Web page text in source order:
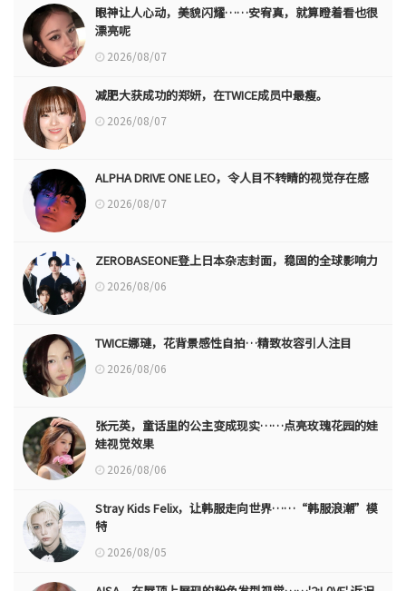
眼神让人心动，美貌闪耀……安宥真，就算瞪着看也很
漂亮呢
2026/08/07
减肥大获成功的郑妍，在TWICE成员中最瘦。
2026/08/07
ALPHA DRIVE ONE LEO，令人目不转睛的视觉存在感
2026/08/07
ZEROBASEONE登上日本杂志封面，稳固的全球影响力
2026/08/06
TWICE娜璉，花背景感性自拍…精致妆容引人注目
2026/08/06
张元英，童话里的公主变成现实……点亮玫瑰花园的娃
娃视觉效果
2026/08/06
Stray Kids Felix，让韩服走向世界……“韩服浪潮”模
特
2026/08/05